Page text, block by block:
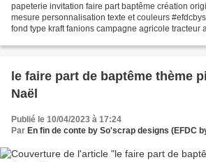
papeterie invitation faire part baptême création
mesure personnalisation texte et couleurs
fond type kraft fanions campagne agricole tracteur
le faire part de baptême thème
Naël
Publié le 10/04/2023 à 17:24
Par En fin de conte by So'scrap designs (EFDC